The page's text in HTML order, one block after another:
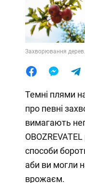
Захворювання
Темні плями
про певні
вимагають
способи
аби ви могли
врожаєм.